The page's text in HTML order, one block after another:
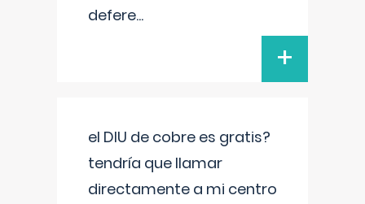
defere...
+
el DIU de cobre es gratis?
tendría que llamar
directamente a mi centro